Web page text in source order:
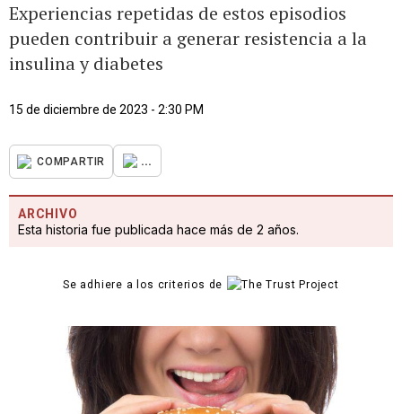
Experiencias repetidas de estos episodios
pueden contribuir a generar resistencia a la
insulina y diabetes
15 de diciembre de 2023 - 2:30 PM
COMPARTIR ...
ARCHIVO
Esta historia fue publicada hace más de 2 años.
Se adhiere a los criterios de